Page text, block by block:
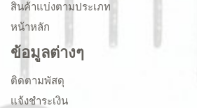
สินค้าแบ่งตามประเภท
หน้าหลัก
ข้อมูลต่างๆ
ติดตามพัสดุ
แจ้งชำระเงิน